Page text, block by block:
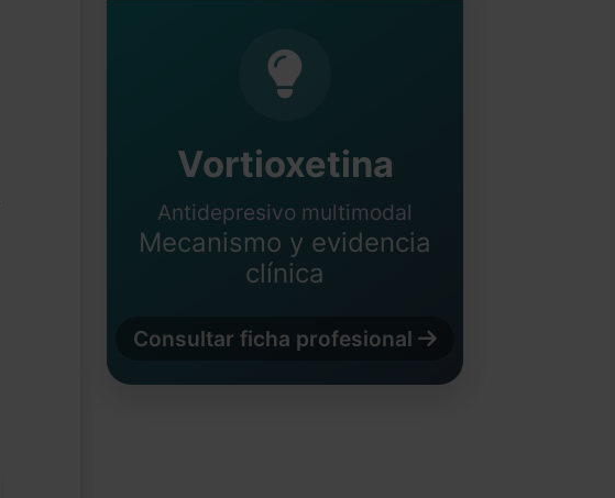
Vortioxetina
Antidepresivo multimodal
Mecanismo y evidencia
clínica
Consultar ficha profesional